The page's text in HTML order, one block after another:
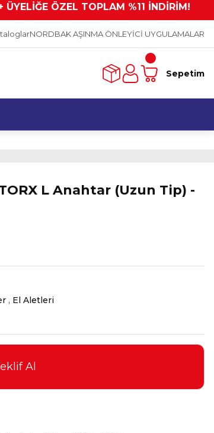
ÖZEL TOPLAM %11 İNDİRİM!
NORDBAK AŞINMA ÖNLEYİCİ UYGULAMALAR
Sepetim
L Anahtar (Uzun Tip) -
, El Aletleri
Al